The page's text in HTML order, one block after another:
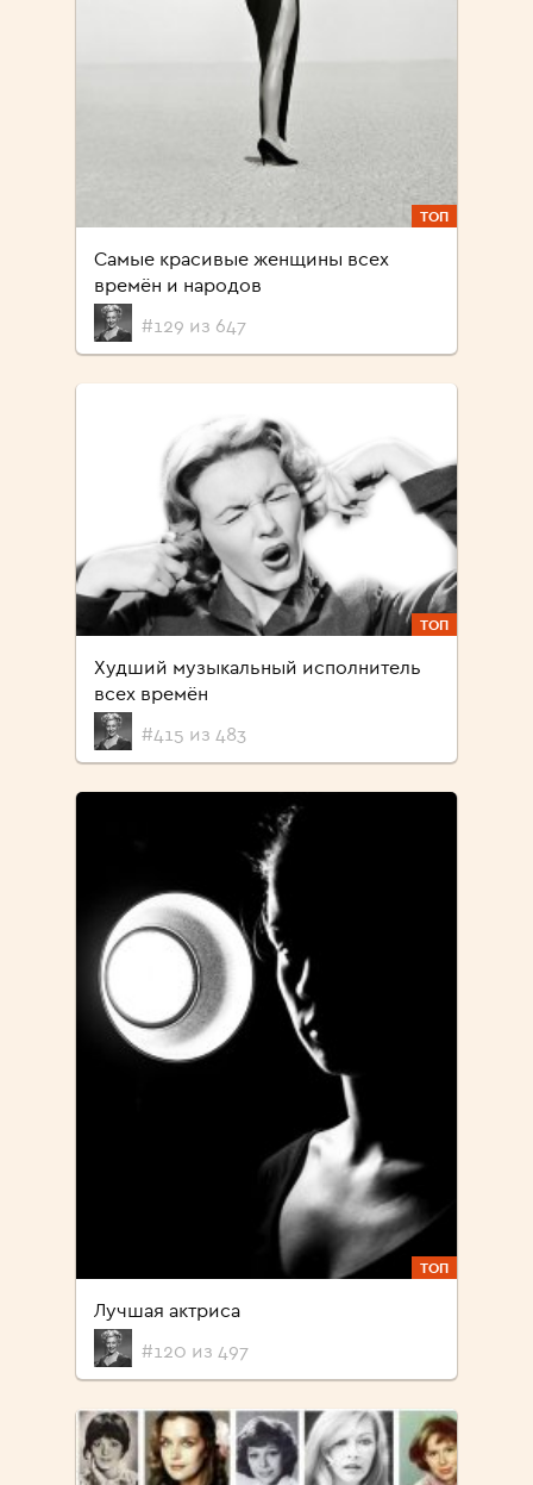
ТОП
Самые красивые женщины всех
времён и народов
#129 из 647
ТОП
Худший музыкальный исполнитель
всех времён
#415 из 483
ТОП
Лучшая актриса
#120 из 497